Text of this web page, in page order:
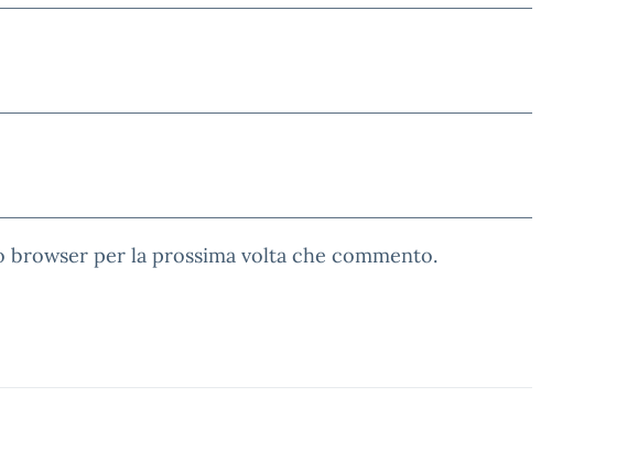
browser per la prossima volta che commento.